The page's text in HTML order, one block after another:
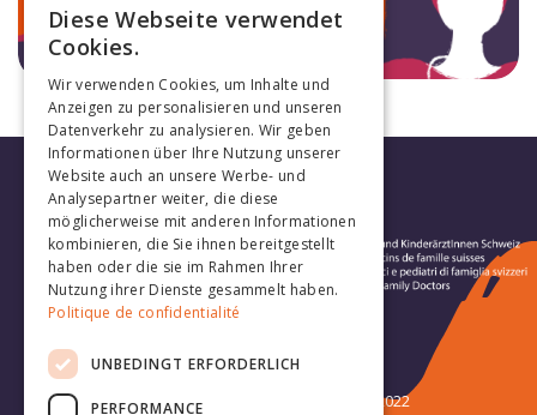
Kongress Kongress 2022
FRENCH
Diese Webseite verwendet
Cookies.
Wir verwenden Cookies, um Inhalte und
Anzeigen zu personalisieren und unseren
Datenverkehr zu analysieren. Wir geben
Informationen über Ihre Nutzung unserer
Website auch an unsere Werbe- und
Analysepartner weiter, die diese
möglicherweise mit anderen Informationen
kombinieren, die Sie ihnen bereitgestellt
haben oder die sie im Rahmen Ihrer
Nutzung ihrer Dienste gesammelt haben.
Politique de confidentialité
UNBEDINGT ERFORDERLICH
PERFORMANCE